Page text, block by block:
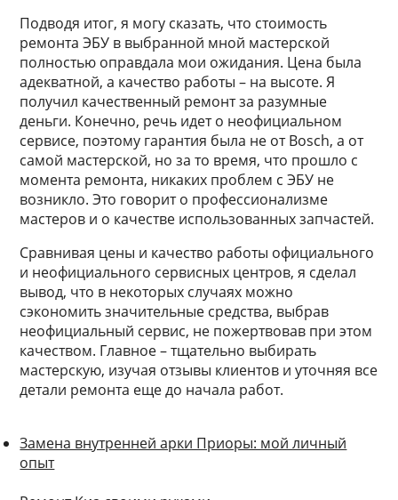
Подводя итог, я могу сказать, что стоимость
ремонта ЭБУ в выбранной мной мастерской
полностью оправдала мои ожидания. Цена была
адекватной, а качество работы – на высоте. Я
получил качественный ремонт за разумные
деньги. Конечно, речь идет о неофициальном
сервисе, поэтому гарантия была не от Bosch, а от
самой мастерской, но за то время, что прошло с
момента ремонта, никаких проблем с ЭБУ не
возникло. Это говорит о профессионализме
мастеров и о качестве использованных запчастей.
Сравнивая цены и качество работы официального
и неофициального сервисных центров, я сделал
вывод, что в некоторых случаях можно
сэкономить значительные средства, выбрав
неофициальный сервис, не пожертвовав при этом
качеством. Главное – тщательно выбирать
мастерскую, изучая отзывы клиентов и уточняя все
детали ремонта еще до начала работ.
Замена внутренней арки Приоры: мой личный
опыт